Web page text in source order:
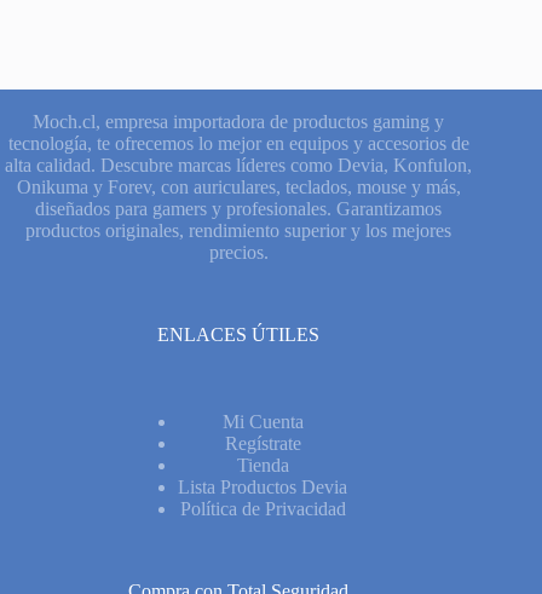
Moch.cl, empresa importadora de productos gaming y
tecnología, te ofrecemos lo mejor en equipos y accesorios de
alta calidad. Descubre marcas líderes como Devia, Konfulon,
Onikuma y Forev, con auriculares, teclados, mouse y más,
diseñados para gamers y profesionales. Garantizamos
productos originales, rendimiento superior y los mejores
precios.
ENLACES ÚTILES
Mi Cuenta
Regístrate
Tienda
Lista Productos Devia
Política de Privacidad